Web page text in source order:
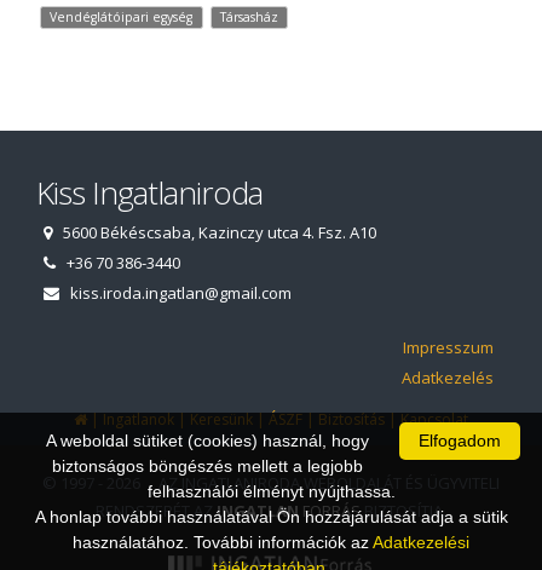
Vendéglátóipari egység
Társasház
Kiss Ingatlaniroda
5600 Békéscsaba, Kazinczy utca 4. Fsz. A10
+36 70 386-3440
kiss.iroda.ingatlan@gmail.com
Impresszum
Adatkezelés
|Ingatlanok|Keresünk|ÁSZF|Biztosítás|Kapcsolat
© 1997 - 2026 AZ INGATLANIRODA WEBOLDALÁT ÉS ÜGYVITELI
RENDSZERÉT AZINGATLAN FORRÁSBIZTOSÍTJA.
Elfogadom
A weboldal sütiket (cookies) használ, hogy
biztonságos böngészés mellett a legjobb
felhasználói élményt nyújthassa.
A honlap további használatával Ön hozzájárulását adja a sütik
használatához. További információk azAdatkezelési